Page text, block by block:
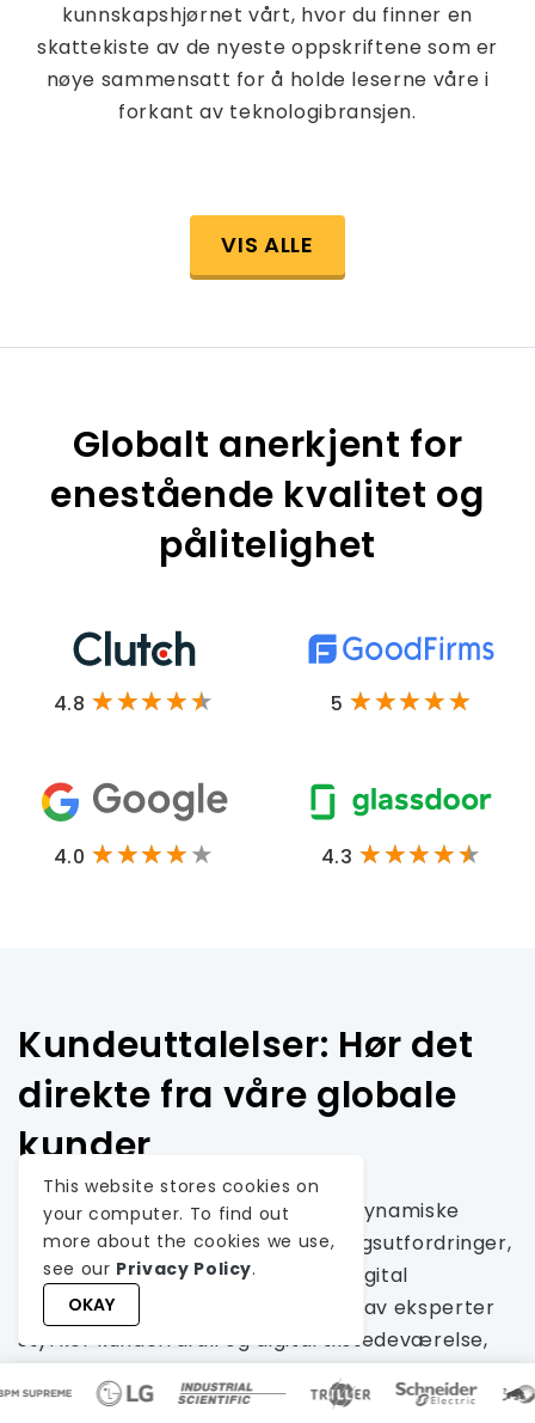
kunnskapshjørnet vårt, hvor du finner en
skattekiste av de nyeste oppskriftene som er
nøye sammensatt for å holde leserne våre i
forkant av teknologibransjen.
VIS ALLE
Globalt anerkjent for
enestående kvalitet og
pålitelighet
4.8 5
4.0 4.3
Kundeuttalelser: Hør det
direkte fra våre globale
kunder
Våre utviklingsprosesser leverer dynamiske
løsninger for å håndtere forretningsutfordringer,
optimalisere kostnader og drive digital
transformasjon. Løsninger støttet av eksperter
styrker kundefrafall og digital tilstedeværelse,
og dokumenterte suksesshistorier fremhever
problemløsning i praksis gjennom innovative
This website stores cookies on
your computer. To find out
more about the cookies we use,
see our Privacy Policy.
OKAY